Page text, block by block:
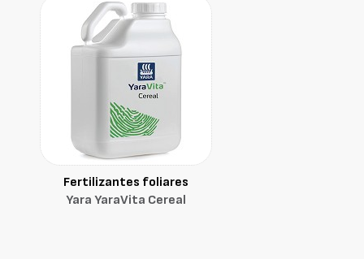
Fertilizantes foliares
Yara YaraVita Cereal